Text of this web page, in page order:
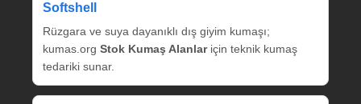
Softshell
Rüzgara ve suya dayanıklı dış giyim kumaşı;
kumas.org Stok Kumaş Alanlariçin teknik kumaş
tedariki sunar.